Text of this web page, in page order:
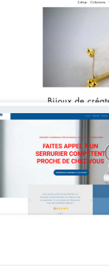
bijoux : Corse et France